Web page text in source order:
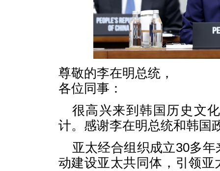
尊敬的李在明总统，
各位同事：
很高兴来到韩国历史文
计。感谢李在明总统和韩国
亚太经合组织成立30多
动建设亚太共同体，引领